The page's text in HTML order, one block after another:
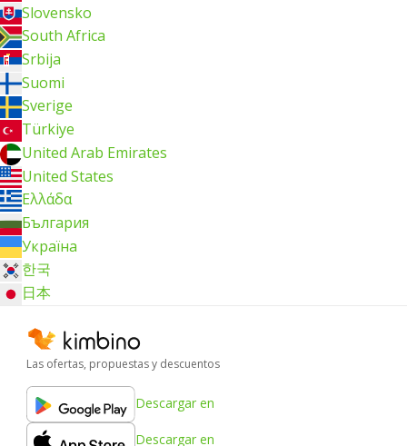
Slovensko
South Africa
Srbija
Suomi
Sverige
Türkiye
United Arab Emirates
United States
Ελλάδα
България
Україна
한국
日本
Las ofertas, propuestas y descuentos
Descargar en
Descargar en